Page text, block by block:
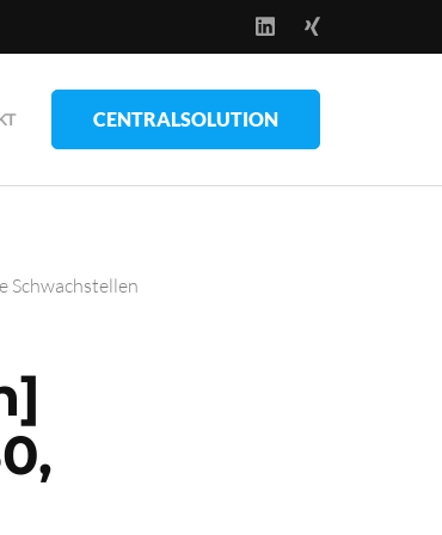
CENTRALSOLUTION
Schwachstellen